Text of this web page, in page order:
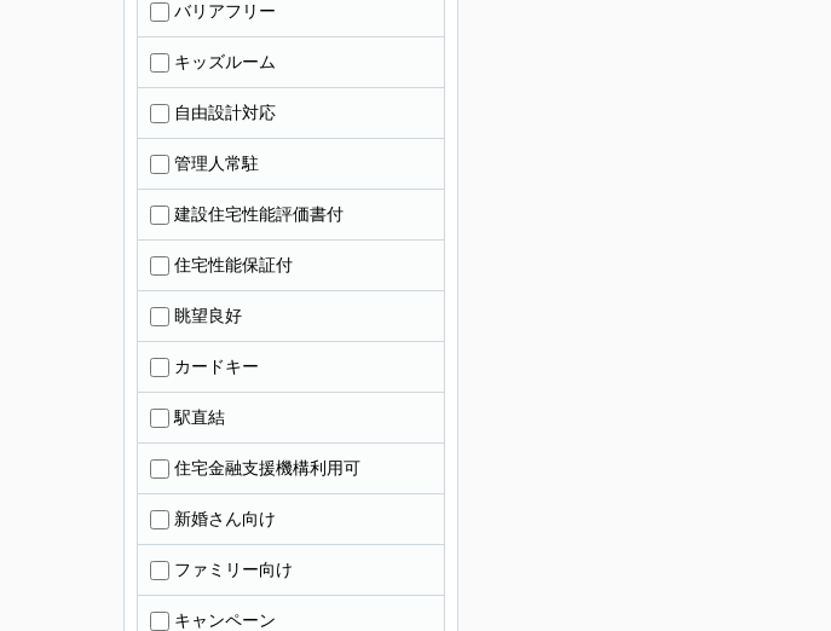
バリアフリー
キッズルーム
自由設計対応
管理人常駐
建設住宅性能評価書付
住宅性能保証付
眺望良好
カードキー
駅直結
住宅金融支援機構利用可
新婚さん向け
ファミリー向け
キャンペーン